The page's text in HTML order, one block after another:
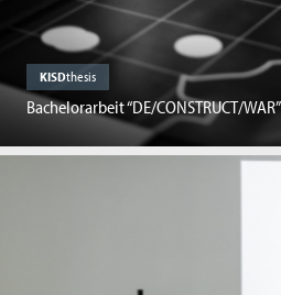
KISDthesis
Bachelorarbeit “DE/CONSTRUCT/